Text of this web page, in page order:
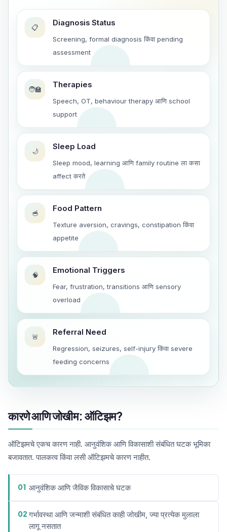
📋 Diagnosis Status
Screening, formal diagnosis किंवा pending
assessment
🧑‍🏫 Therapies
Speech, OT, behaviour therapy आणि school
support
🌙 Sleep Load
Sleep mood, learning आणि family routine ला कसा
affect करते
🥣 Food Pattern
Texture aversion, cravings, constipation किंवा
appetite
🧠 Emotional Triggers
Fear, frustration, transitions आणि sensory
overload
🚨 Referral Need
Regression, seizures, self-injury किंवा severe
feeding concerns
कारणे आणि जोखीम: ऑटिझम?
ऑटिझमचे एकच कारण नाही. आनुवंशिक आणि विकासाशी संबंधित घटक भूमिका
बजावतात. पालकत्व किंवा लसी ऑटिझमचे कारण नाहीत.
01 आनुवंशिक आणि जैविक विकासाचे घटक
02 गर्भावस्था आणि जन्माशी संबंधित काही जोखीम, ज्या प्रत्येक मुलाला
लागू नसतात